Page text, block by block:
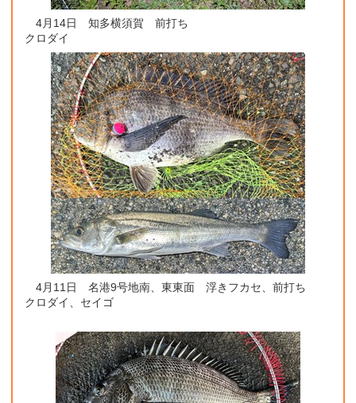
4月14日 知多横須賀 前打ち
クロダイ
4月11日 名港9号地南、東東面 浮きフカセ、前打ち
クロダイ、セイゴ